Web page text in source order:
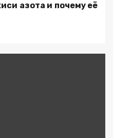
азота и почему её